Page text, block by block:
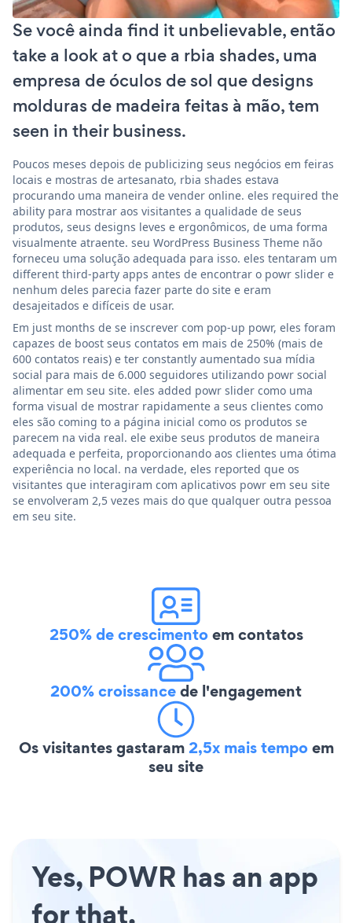
Se você ainda find it unbelievable, então
take a look at o que a rbia shades, uma
empresa de óculos de sol que designs
molduras de madeira feitas à mão, tem
seen in their business.
Poucos meses depois de publicizing seus negócios em feiras
locais e mostras de artesanato, rbia shades estava
procurando uma maneira de vender online. eles required the
ability para mostrar aos visitantes a qualidade de seus
produtos, seus designs leves e ergonômicos, de uma forma
visualmente atraente. seu WordPress Business Theme não
forneceu uma solução adequada para isso. eles tentaram um
different third-party apps antes de encontrar o powr slider e
nenhum deles parecia fazer parte do site e eram
desajeitados e difíceis de usar.
Em just months de se inscrever com pop-up powr, eles foram
capazes de boost seus contatos em mais de 250% (mais de
600 contatos reais) e ter constantly aumentado sua mídia
social para mais de 6.000 seguidores utilizando powr social
alimentar em seu site. eles added powr slider como uma
forma visual de mostrar rapidamente a seus clientes como
eles são coming to a página inicial como os produtos se
parecem na vida real. ele exibe seus produtos de maneira
adequada e perfeita, proporcionando aos clientes uma ótima
experiência no local. na verdade, eles reported que os
visitantes que interagiram com aplicativos powr em seu site
se envolveram 2,5 vezes mais do que qualquer outra pessoa
em seu site.
250% de crescimentoem contatos
200% croissancede l'engagement
Os visitantes gastaram2,5x mais tempoem
seu site
Yes, POWR has an app
for that.